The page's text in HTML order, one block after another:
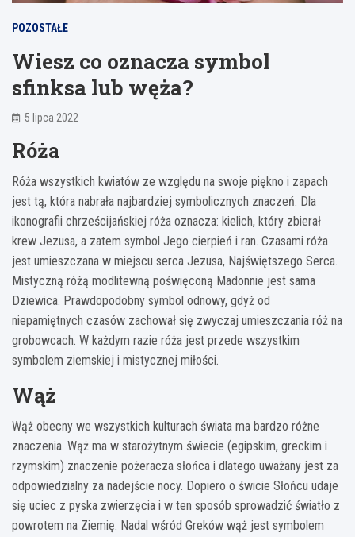
POZOSTAŁE
Wiesz co oznacza symbol
sfinksa lub węża?
5 lipca 2022
Róża
Róża wszystkich kwiatów ze względu na swoje piękno i zapach
jest tą, która nabrała najbardziej symbolicznych znaczeń. Dla
ikonografii chrześcijańskiej róża oznacza: kielich, który zbierał
krew Jezusa, a zatem symbol Jego cierpień i ran. Czasami róża
jest umieszczana w miejscu serca Jezusa, Najświętszego Serca.
Mistyczną różą modlitewną poświęconą Madonnie jest sama
Dziewica. Prawdopodobny symbol odnowy, gdyż od
niepamiętnych czasów zachował się zwyczaj umieszczania róż na
grobowcach. W każdym razie róża jest przede wszystkim
symbolem ziemskiej i mistycznej miłości.
Wąż
Wąż obecny we wszystkich kulturach świata ma bardzo różne
znaczenia. Wąż ma w starożytnym świecie (egipskim, greckim i
rzymskim) znaczenie pożeracza słońca i dlatego uważany jest za
odpowiedzialny za nadejście nocy. Dopiero o świcie Słońcu udaje
się uciec z pyska zwierzęcia i w ten sposób sprowadzić światło z
powrotem na Ziemię. Nadal wśród Greków wąż jest symbolem